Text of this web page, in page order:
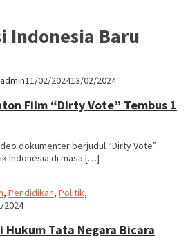
Indonesia Baru
admin11/02/202413/02/2024
Film “Dirty Vote” Tembus 1
dokumenter berjudul “Dirty Vote”
Indonesia di masa […]
, Pendidikan, Politik,
2024
Hukum Tata Negara Bicara